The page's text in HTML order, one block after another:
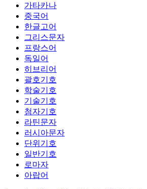
가타카나
중국어
한글고어
그리스문자
프랑스어
독일어
히브리어
괄호기호
학술기호
기술기호
첨자기호
라틴문자
러시아문자
단위기호
일반기호
로마자
아랍어